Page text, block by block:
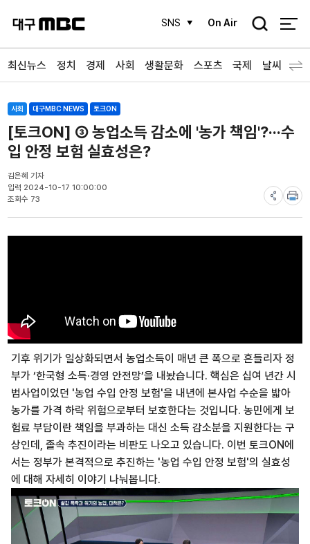
SNS On Air
검
최신뉴스 정치 경제 사회 생활문화 스포츠 국제 날씨
사회 대구MBC NEWS 토크ON
[토크ON] ③ 농업소득 감소에 '농가 책임'?···수
입 안정 보험 실효성은?
김은혜 기자
입력 2024-10-17 10:00:00
조회수 73
기후 위기가 일상화되면서 농업소득이 매년 큰 폭으로 흔들리자 정
부가 ‘한국형 소득·경영 안전망’을 내놨습니다. 핵심은 십여 년간 시
범사업이었던 '농업 수입 안정 보험'을 내년에 본사업 수순을 밟아
농가를 가격 하락 위험으로부터 보호한다는 것입니다. 농민에게 보
험료 부담이란 책임을 부과하는 대신 소득 감소분을 지원한다는 구
상인데, 졸속 추진이라는 비판도 나오고 있습니다. 이번 토크ON에
서는 정부가 본격적으로 추진하는 '농업 수입 안정 보험'의 실효성
에 대해 자세히 이야기 나눠봅니다.